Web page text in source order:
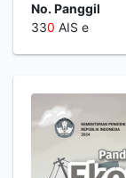
No. Panggil
330 AIS e